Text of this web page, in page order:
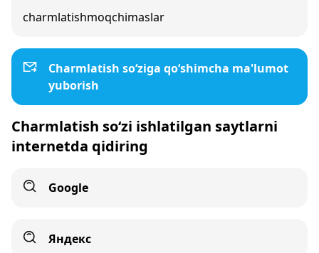
charmlatishmoqchimaslar
Charmlatish so‘ziga qo‘shimcha ma'lumot
yuborish
Charmlatish so‘zi ishlatilgan saytlarni
internetda qidiring
Google
Яндекс